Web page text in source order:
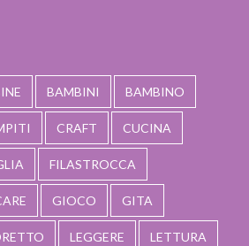
BAMBINI BAMBINO
CRAFT CUCINA
FILASTROCCA
GIOCO GITA
LEGGERE LETTURA